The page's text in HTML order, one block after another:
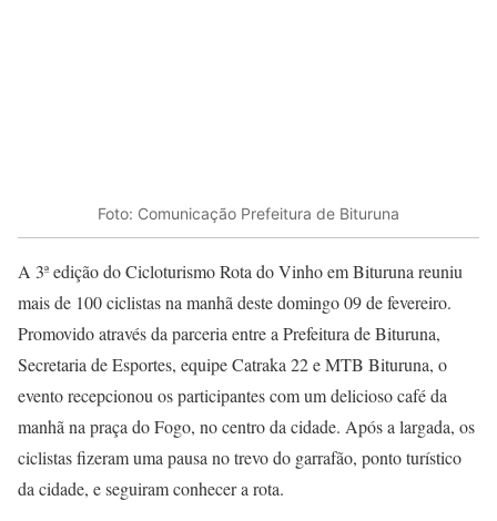
Foto: Comunicação Prefeitura de Bituruna
A 3ª edição do Cicloturismo Rota do Vinho em Bituruna reuniu
mais de 100 ciclistas na manhã deste domingo 09 de fevereiro.
Promovido através da parceria entre a Prefeitura de Bituruna,
Secretaria de Esportes, equipe Catraka 22 e MTB Bituruna, o
evento recepcionou os participantes com um delicioso café da
manhã na praça do Fogo, no centro da cidade. Após a largada, os
ciclistas fizeram uma pausa no trevo do garrafão, ponto turístico
da cidade, e seguiram conhecer a rota.